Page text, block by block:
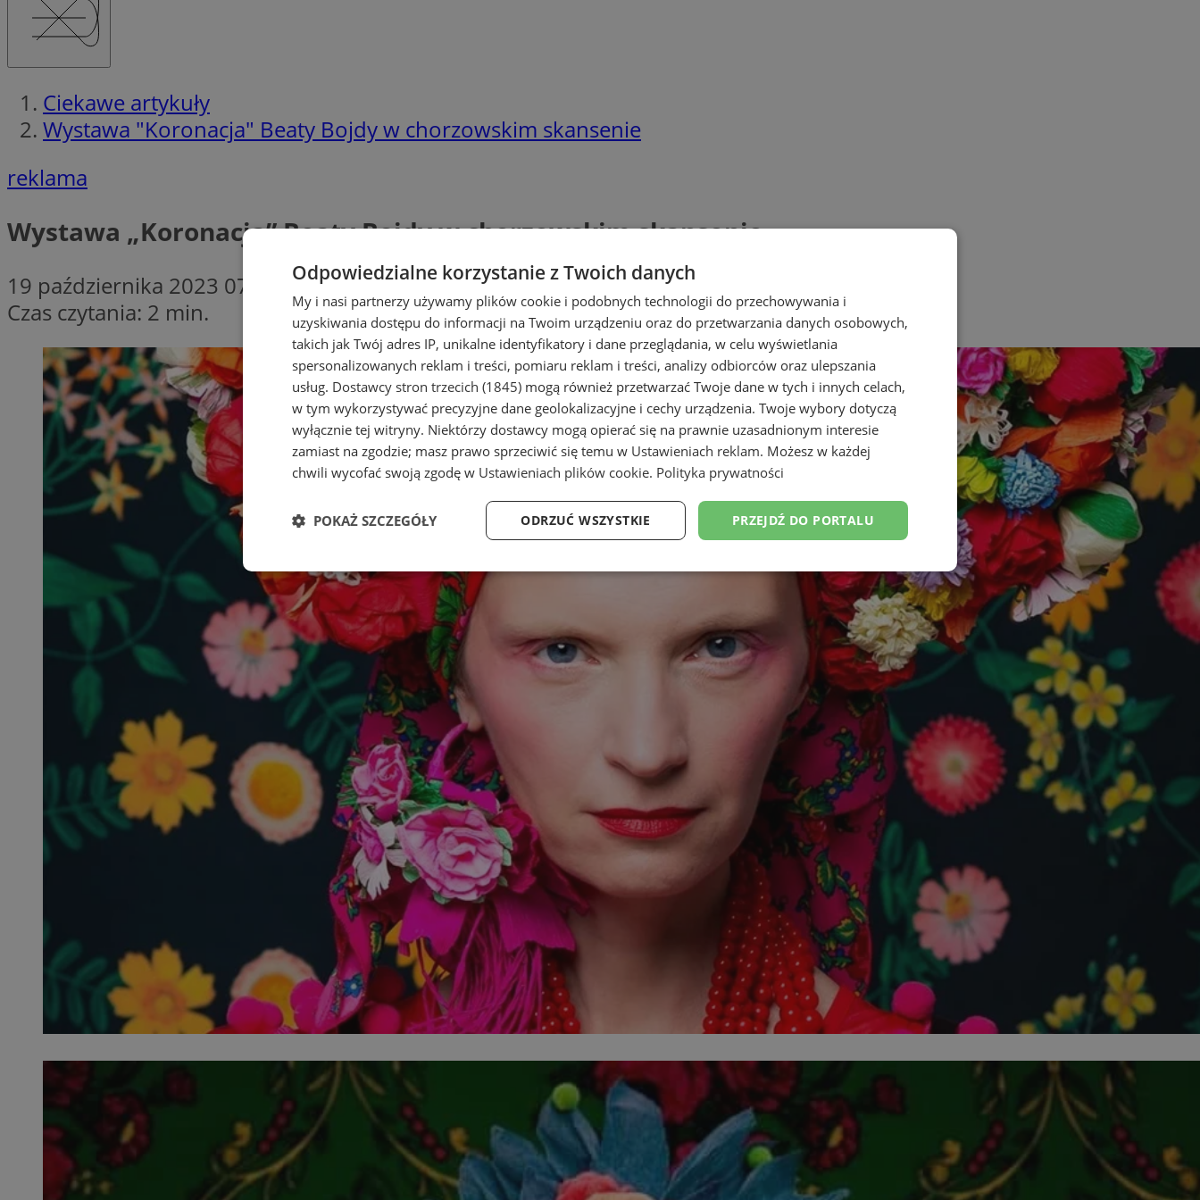
Ciekawe artykuły
Wystawa "Koronacja" Beaty Bojdy w chorzowskim skansenie
reklama
Wystawa „Koronacja” Beaty Bojdy w chorzowskim skansenie
19 października 2023 07:15
Czas czytania: 2 min.
Odpowiedzialne korzystanie z Twoich danych
My i nasi partnerzy używamy plików cookie i podobnych technologii do przechowywania i
uzyskiwania dostępu do informacji na Twoim urządzeniu oraz do przetwarzania danych osobowych,
takich jak Twój adres IP, unikalne identyfikatory i dane przeglądania, w celu wyświetlania
spersonalizowanych reklam i treści, pomiaru reklam i treści, analizy odbiorców oraz ulepszania
usług. Dostawcy stron trzecich (1845) mogą również przetwarzać Twoje dane w tych i innych celach,
w tym wykorzystywać precyzyjne dane geolokalizacyjne i cechy urządzenia. Twoje wybory dotyczą
wyłącznie tej witryny. Niektórzy dostawcy mogą opierać się na prawnie uzasadnionym interesie
zamiast na zgodzie; masz prawo sprzeciwić się temu w Ustawieniach reklam. Możesz w każdej
chwili wycofać swoją zgodę w Ustawieniach plików cookie. Polityka prywatności
PRZEJDŹ DO PORTALU
ODRZUĆ WSZYSTKIE
POKAŻ SZCZEGÓŁY
Niezbędne Wydajność Targetowanie Funkcjonalność Niesklasyfikowane
Niezbędne Wydajność Niesklasyfikowane
Niezbędne pliki cookie umożliwiają korzystanie z podstawowych funkcji strony internetowej, takich jak logowanie użytkownika i
zarządzanie kontem. Bez niezbędnych plików cookie nie można prawidłowo korzystać ze strony internetowej.
Nazwa Provider/
Okres
przechowywania
Opis
QeSessID mojchorzow.pl 1 rok
Ten plik cookie przechowuje identyfikator sesji.
MvSessID
mojchorzow.pl 1 rok
Ten plik cookie przechowuje identyfikator sesji.
SessID
mojchorzow.pl
Ten plik cookie przechowuje identyfikator sesji.
CookieScriptConsent
CookieScript
mojchorzow.pl
4 tygodnie 2 dni
Ten plik cookie jest używany przez usługę Cookie-
Script.com do zapamiętywania preferencji
dotyczących zgody użytkownika na pliki cookie.
Jest to konieczne, aby baner cookie Cookie-
Script.com działał poprawnie.
__cf_bm
Cloudflare Inc.
.temu.com
Ten plik cookie służy do rozróżniania ludzi i
botów. Jest to korzystne dla strony internetowej,
ponieważ umożliwia tworzenie ważnych raportów
na temat korzystania z jej witryny internetowej.
VISITOR_PRIVACY_METADATA
YouTube
5 miesięcy 4
Ten plik cookie przechowuje informacje o zgodzie
Rejestruje wybory dotyczące polityki prywatności
i ustawień zgody, zapewniając ich przestrzeganie
w kolejnych wizytach. Dzięki temu użytkownik nie
musi ponownie konfigurować swoich preferencji,
co zwiększa wygodę i zgodność z regulacjami
ochrony danych.
NGINX Inc.
Sesja
Rejestruje, który klaster serwerów obsługuje
gościa. Jest to używane w kontekście
równoważenia obciążenia w celu optymalizacji
doświadczenia użytkownika.